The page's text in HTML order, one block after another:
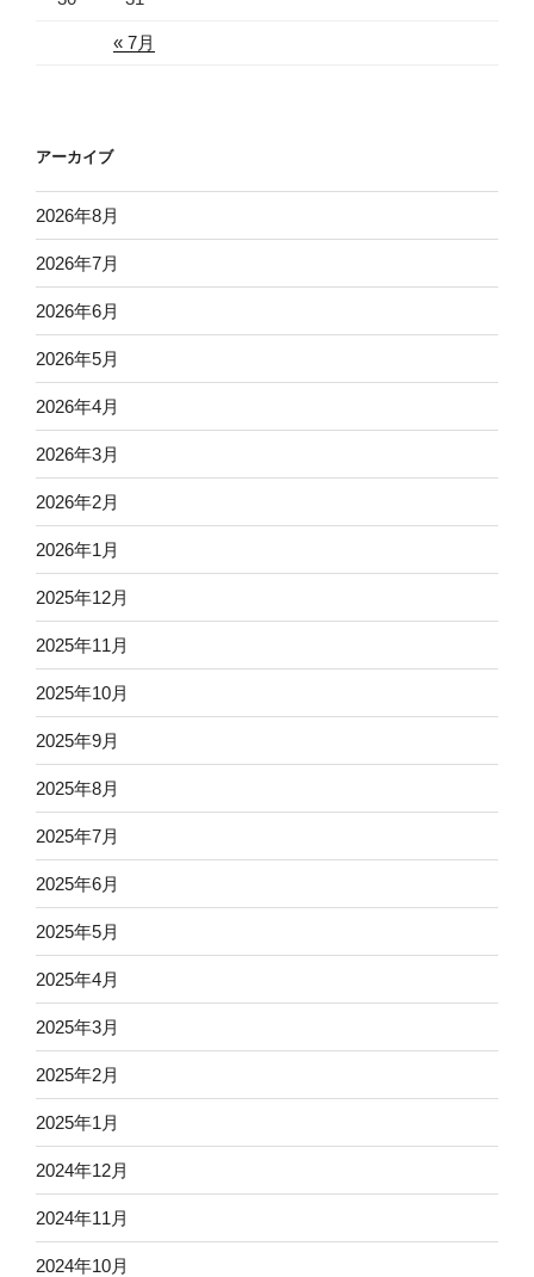
« 7月
アーカイブ
2026年8月
2026年7月
2026年6月
2026年5月
2026年4月
2026年3月
2026年2月
2026年1月
2025年12月
2025年11月
2025年10月
2025年9月
2025年8月
2025年7月
2025年6月
2025年5月
2025年4月
2025年3月
2025年2月
2025年1月
2024年12月
2024年11月
2024年10月